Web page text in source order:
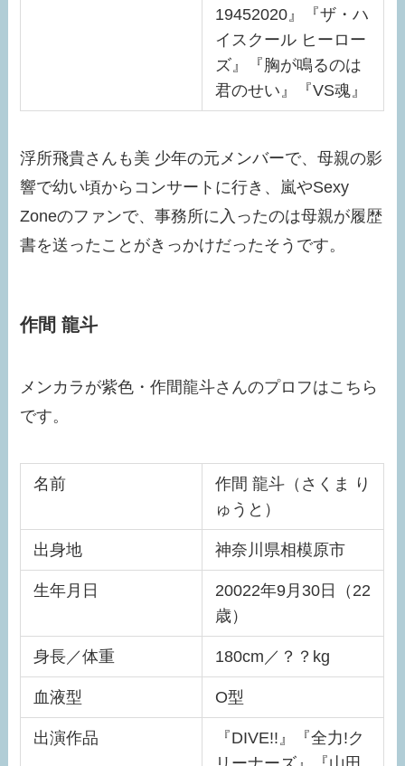
19452020』『ザ・ハ
イスクール ヒーロー
ズ』『胸が鳴るのは
君のせい』『VS魂』
浮所飛貴さんも美 少年の元メンバーで、母親の影
響で幼い頃からコンサートに行き、嵐やSexy
Zoneのファンで、事務所に入ったのは母親が履歴
書を送ったことがきっかけだったそうです。
作間 龍斗
メンカラが紫色・作間龍斗さんのプロフはこちら
です。
名前
作間 龍斗（さくま り
ゅうと）
出身地 神奈川県相模原市
生年月日
20022年9月30日（22
歳）
身長／体重 180cm／？？kg
血液型 O型
出演作品
『DIVE!!』『全力!ク